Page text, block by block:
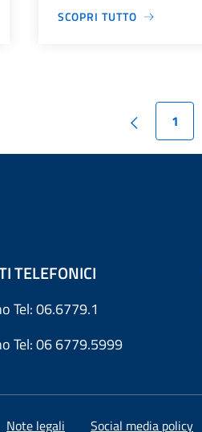
SCOPRI TUTTO
1
TELEFONICI
Tel: 06.6779.1
Tel: 06 6779.5999
Note legali Social media policy